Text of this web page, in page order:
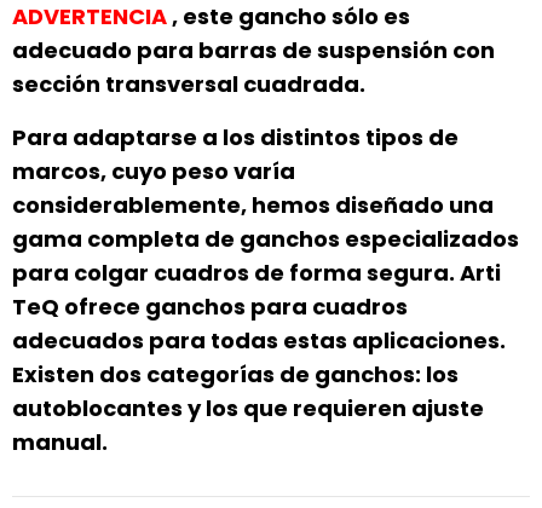
ADVERTENCIA , este gancho sólo es
adecuado para barras de suspensión con
sección transversal cuadrada.
Para adaptarse a los distintos tipos de
marcos, cuyo peso varía
considerablemente, hemos diseñado una
gama completa de ganchos especializados
para colgar cuadros de forma segura. Arti
TeQ ofrece ganchos para cuadros
adecuados para todas estas aplicaciones.
Existen dos categorías de ganchos: los
autoblocantes y los que requieren ajuste
manual.